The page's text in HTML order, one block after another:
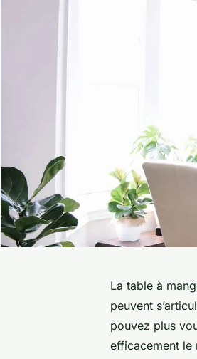
La table à
peuvent
pouvez plus
efficacement le